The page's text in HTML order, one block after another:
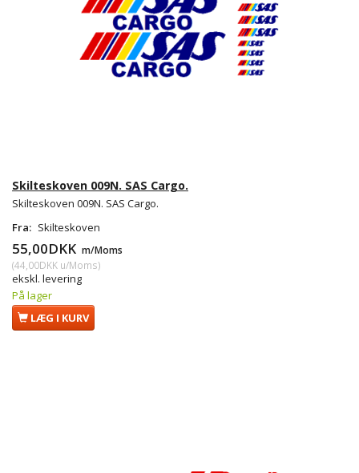
Skilteskoven 009N. SAS Cargo.
Skilteskoven 009N. SAS Cargo.
Fra: Skilteskoven
55,00DKK m/Moms
(44,00DKK u/Moms)
ekskl. levering
På lager
LÆG I KURV